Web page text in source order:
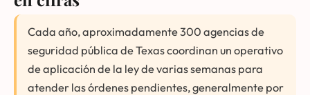
Cada año, aproximadamente 300 agencias de
seguridad pública de Texas coordinan un operativo
de aplicación de la ley de varias semanas para
atender las órdenes pendientes, generalmente por